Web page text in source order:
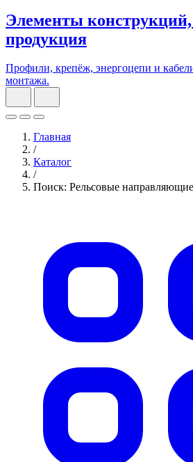
Готовые решения
Комплексные узлы и станции,
Главная
/
Каталог
/
Поиск: Рельсовые направляющие